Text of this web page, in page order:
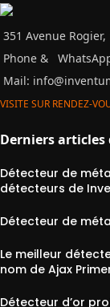
351 Avenue
Phone &
Mail:
VISITE SUR RENDEZ-
Derniers articles
Détecteur de
détecteurs de
Détecteur de
Le meilleur
nom de Ajax
Détecteur d’or